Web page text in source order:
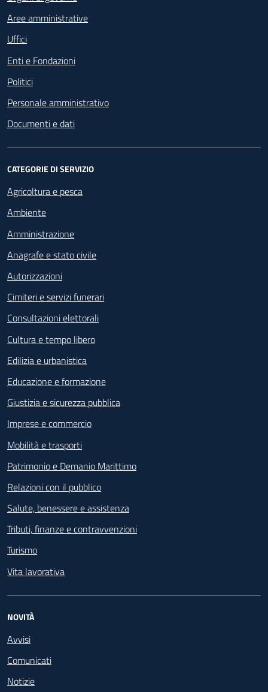
Aree amministrative
Uffici
Enti e Fondazioni
Politici
Personale amministrativo
Documenti e dati
CATEGORIE DI SERVIZIO
Agricoltura e pesca
Ambiente
Amministrazione
Anagrafe e stato civile
Autorizzazioni
Cimiteri e servizi funerari
Consultazioni elettorali
Cultura e tempo libero
Edilizia e urbanistica
Educazione e formazione
Giustizia e sicurezza pubblica
Imprese e commercio
Mobilità e trasporti
Patrimonio e Demanio Marittimo
Relazioni con il pubblico
Salute, benessere e assistenza
Tributi, finanze e contravvenzioni
Turismo
Vita lavorativa
NOVITÀ
Avvisi
Comunicati
Notizie